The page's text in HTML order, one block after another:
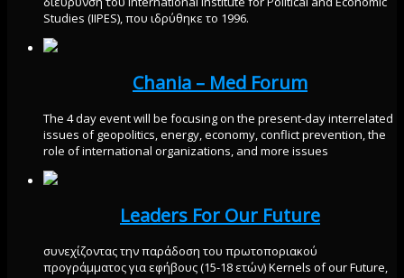
Studies (IIPES), που ιδρύθηκε το 1996.
Chania – Med Forum
The 4 day event will be focusing on the present-day interrelated
issues of geopolitics, energy, economy, conflict prevention, the
role of international organizations, and more issues
Leaders For Our Future
συνεχίζοντας την παράδοση του πρωτοποριακού
προγράμματος για εφήβους (15-18 ετών) Kernels of our Future,